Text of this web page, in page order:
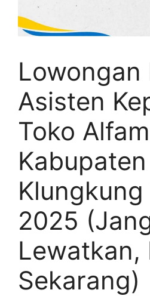
Lowongan
Asisten
Toko
Kabupaten
Klungkung
2025
Lewatkan,
Sekarang)